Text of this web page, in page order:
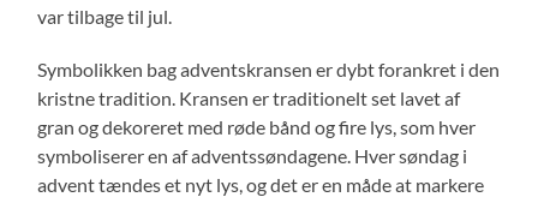
var tilbage til jul.
Symbolikken bag adventskransen er dybt forankret i den
kristne tradition. Kransen er traditionelt set lavet af
gran og dekoreret med røde bånd og fire lys, som hver
symboliserer en af adventssøndagene. Hver søndag i
advent tændes et nyt lys, og det er en måde at markere